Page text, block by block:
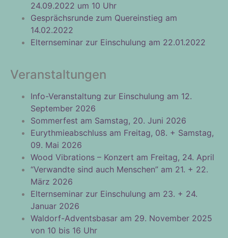
24.09.2022 um 10 Uhr
Gesprächsrunde zum Quereinstieg am
14.02.2022
Elternseminar zur Einschulung am 22.01.2022
Veranstaltungen
Info-Veranstaltung zur Einschulung am 12.
September 2026
Sommerfest am Samstag, 20. Juni 2026
Eurythmieabschluss am Freitag, 08. + Samstag,
09. Mai 2026
Wood Vibrations – Konzert am Freitag, 24. April
“Verwandte sind auch Menschen” am 21. + 22.
März 2026
Elternseminar zur Einschulung am 23. + 24.
Januar 2026
Waldorf-Adventsbasar am 29. November 2025
von 10 bis 16 Uhr